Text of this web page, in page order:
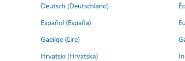
Deutsch (Deutschland)
Español (España)
Gaeilge (Éire)
Hrvatski (Hrvatska)